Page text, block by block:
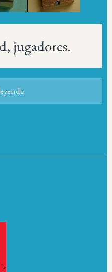
jugadores.